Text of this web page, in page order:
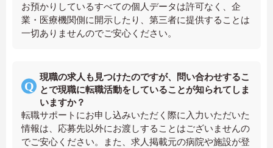
お預かりしているすべての個人データは許可なく、企
業・医療機関側に開示したり、第三者に提供することは
一切ありませんのでご安心ください。
現職の求人も見つけたのですが、問い合わせするこ
とで現職に転職活動をしていることが知られてしま
いますか？
転職サポートにお申し込みいただく際に入力いただいた
情報は、応募先以外にお渡しすることはございませんの
でご安心ください。また、求人掲載元の病院や施設が登